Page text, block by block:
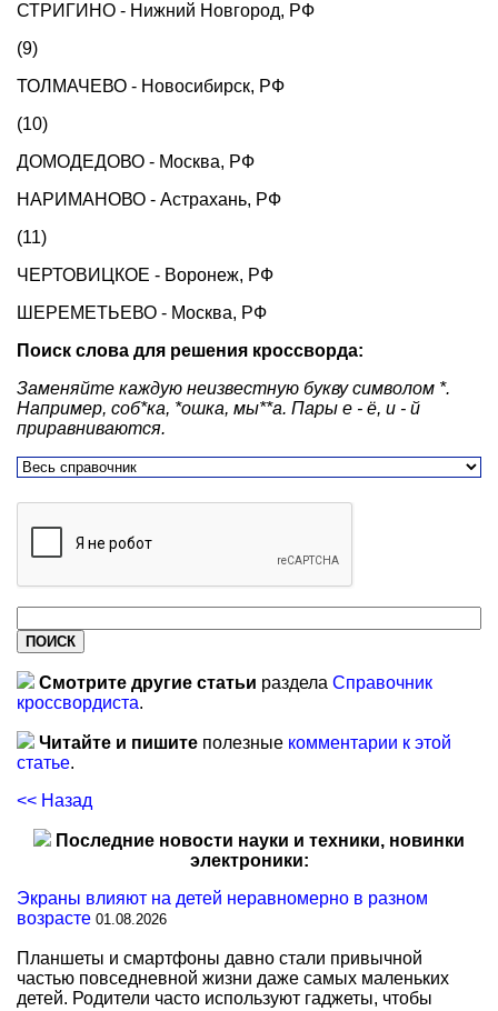
СТРИГИНО - Нижний Новгород, РФ
(9)
ТОЛМАЧЕВО - Новосибирск, РФ
(10)
ДОМОДЕДОВО - Москва, РФ
НАРИМАНОВО - Астрахань, РФ
(11)
ЧЕРТОВИЦКОЕ - Воронеж, РФ
ШЕРЕМЕТЬЕВО - Москва, РФ
Поиск слова для решения кроссворда:
Заменяйте каждую неизвестную букву символом *.
Например, соб*ка, *ошка, мы**а. Пары е - ё, и - й
приравниваются.
Смотрите другие статьи раздела Справочник
кроссвордиста.
Читайте и пишите полезные комментарии к этой
статье.
<< Назад
Последние новости науки и техники, новинки
электроники:
Экраны влияют на детей неравномерно в разном
возрасте 01.08.2026
Планшеты и смартфоны давно стали привычной
частью повседневной жизни даже самых маленьких
детей. Родители часто используют гаджеты, чтобы